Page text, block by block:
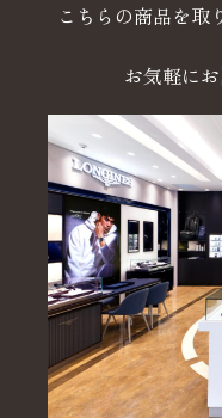
こちらの商品を取
お気軽に